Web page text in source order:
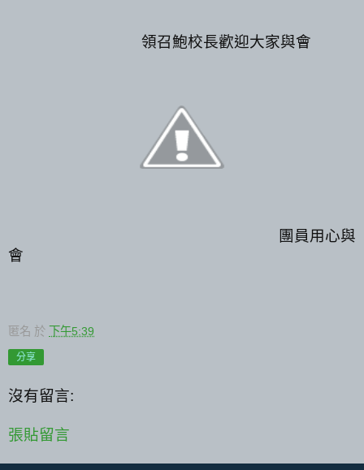
領召鮑校長歡迎大家與會
團員用心與
會
匿名 於 下午5:39
分享
沒有留言:
張貼留言